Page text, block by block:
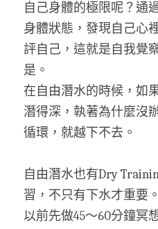
自己身體的極限呢？通
身體狀態，發現自己心
評自己，這就是自我覺
是。
在自由潛水的時候，如
潛得深，執著為什麼沒
循環，就越下不去。
自由潛水也有Dry
習，不只有下水才重要
以前先做45～60分鐘冥